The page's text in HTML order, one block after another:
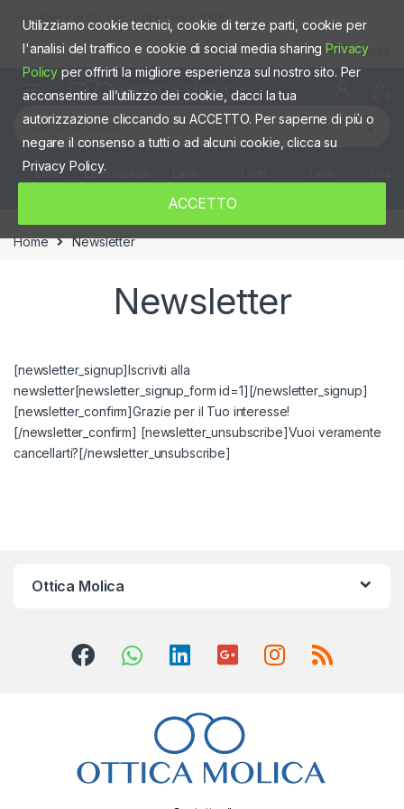
Spedizioni gratis per ordini sopra 100€
Negozio fisico Shop Mio account
Cerca:
Lenti
Lenti mensili
Home Newsletter
Newsletter
[newsletter_signup]Iscriviti alla
newsletter[newsletter_signup_form id=1][/newsletter_signup]
[newsletter_confirm]Grazie per il Tuo interesse!
[/newsletter_confirm] [newsletter_unsubscribe]Vuoi veramente
cancellarti?[/newsletter_unsubscribe]
Ottica Molica
Utilizziamo cookie tecnici, cookie di terze parti, cookie per
l'analisi del traffico e cookie di social media sharingPrivacy
Policy per offrirti la migliore esperienza sul nostro sito. Per
acconsentire all’utilizzo dei cookie, dacci la tua
autorizzazione cliccando su ACCETTO. Per saperne di più o
negare il consenso a tutti o ad alcuni cookie, clicca su
Privacy Policy.
ACCETTO